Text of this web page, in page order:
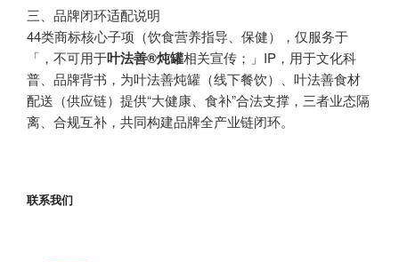
三、品牌闭环适配说明
44类商标核心子项（饮食营养指导、保健），仅服务于
「，不可用于叶法善®炖罐相关宣传；」IP，用于文化科
普、品牌背书，为叶法善炖罐（线下餐饮）、叶法善食材
配送（供应链）提供“大健康、食补”合法支撑，三者业态隔
离、合规互补，共同构建品牌全产业链闭环。
联系我们